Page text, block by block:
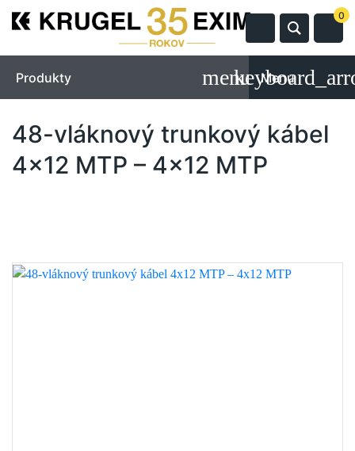
0
Produkty Menu
48-vláknový trunkový kábel
4x12 MTP – 4x12 MTP